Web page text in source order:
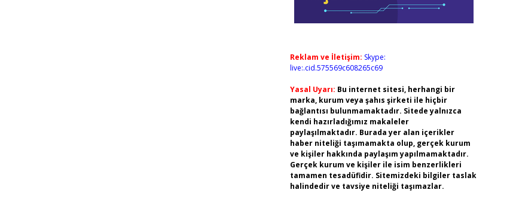
Reklam ve İletişim: Skype:
live:.cid.575569c608265c69
Yasal Uyarı: Bu internet sitesi, herhangi bir
marka, kurum veya şahıs şirketi ile hiçbir
bağlantısı bulunmamaktadır. Sitede yalnızca
kendi hazırladığımız makaleler
paylaşılmaktadır. Burada yer alan içerikler
haber niteliği taşımamakta olup, gerçek kurum
ve kişiler hakkında paylaşım yapılmamaktadır.
Gerçek kurum ve kişiler ile isim benzerlikleri
tamamen tesadüfidir. Sitemizdeki bilgiler taslak
halindedir ve tavsiye niteliği taşımazlar.